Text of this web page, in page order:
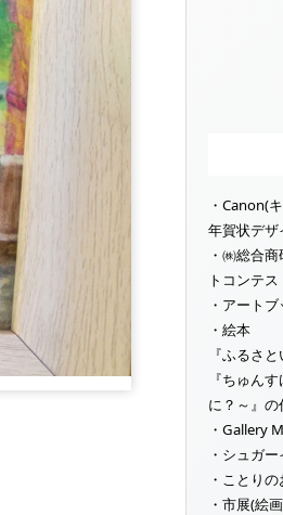
・Canon(
年賀状デ
・㈱総合
トコンテ
・アート
・絵本
『ふるさと
『ちゅん
に？～』の
・Gallery
・シュガ
・ことり
・市展(絵